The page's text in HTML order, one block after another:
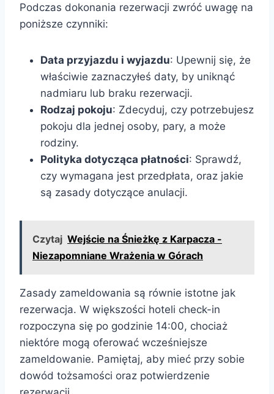
Podczas dokonania rezerwacji zwróć uwagę na
poniższe czynniki:
Data przyjazdu i wyjazdu: Upewnij się, że
właściwie zaznaczyłeś daty, by uniknąć
nadmiaru lub braku rezerwacji.
Rodzaj pokoju: Zdecyduj, czy potrzebujesz
pokoju dla jednej osoby, pary, a może
rodziny.
Polityka dotycząca płatności: Sprawdź,
czy wymagana jest przedpłata, oraz jakie
są zasady dotyczące anulacji.
Czytaj Wejście na Śnieżkę z Karpacza -
Niezapomniane Wrażenia w Górach
Zasady zameldowania są równie istotne jak
rezerwacja. W większości hoteli check-in
rozpoczyna się po godzinie 14:00, chociaż
niektóre mogą oferować wcześniejsze
zameldowanie. Pamiętaj, aby mieć przy sobie
dowód tożsamości oraz potwierdzenie